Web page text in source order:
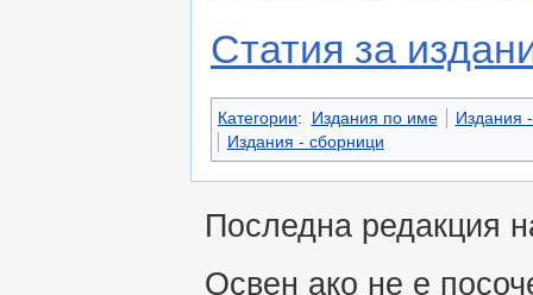
Статия за
Категории: Издания по име
Издания
Издания - сборници
Последна редакция
Освен ако не е